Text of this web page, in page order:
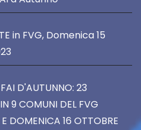
in FVG, Domenica 15
D'AUTUNNO: 23
9 COMUNI DEL FVG
DOMENICA 16 OTTOBRE